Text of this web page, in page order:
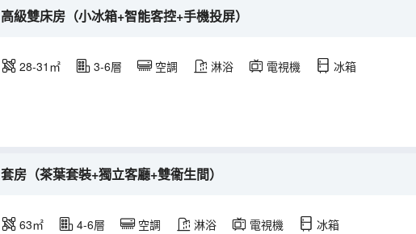
高級雙床房（小冰箱+智能客控+手機投屏）
28-31㎡ 3-6層 空調 淋浴 電視機 冰箱
套房（茶葉套裝+獨立客廳+雙衞生間）
63㎡ 4-6層 空調 淋浴 電視機 冰箱